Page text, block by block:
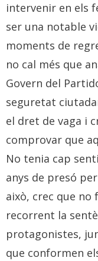
intervenir en els
ser una notable
moments de
no cal més que
Govern del
seguretat
el dret de vaga i
comprovar que
No tenia cap
anys de presó
això, crec que no
recorrent la
protagonistes,
que conformen